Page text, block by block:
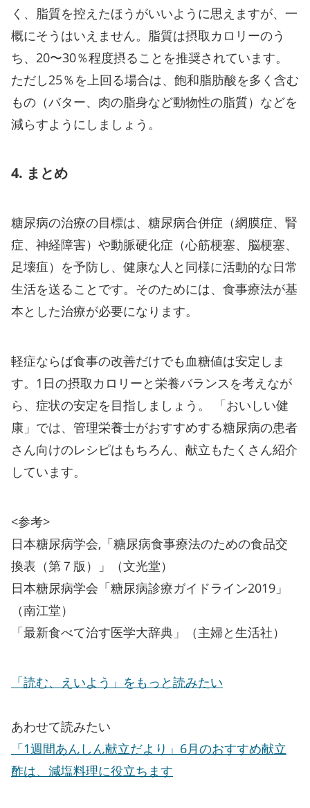
く、脂質を控えたほうがいいように思えますが、一
概にそうはいえません。脂質は摂取カロリーのう
ち、20〜30％程度摂ることを推奨されています。
ただし25％を上回る場合は、飽和脂肪酸を多く含む
もの（バター、肉の脂身など動物性の脂質）などを
減らすようにしましょう。
4. まとめ
糖尿病の治療の目標は、糖尿病合併症（網膜症、腎
症、神経障害）や動脈硬化症（心筋梗塞、脳梗塞、
足壊疽）を予防し、健康な人と同様に活動的な日常
生活を送ることです。そのためには、食事療法が基
本とした治療が必要になります。
軽症ならば食事の改善だけでも血糖値は安定しま
す。1日の摂取カロリーと栄養バランスを考えなが
ら、症状の安定を目指しましょう。 「おいしい健
康」では、管理栄養士がおすすめする糖尿病の患者
さん向けのレシピはもちろん、献立もたくさん紹介
しています。
<参考>
日本糖尿病学会,「糖尿病食事療法のための食品交
換表（第７版）」（文光堂）
日本糖尿病学会「糖尿病診療ガイドライン2019」
（南江堂）
「最新食べて治す医学大辞典」（主婦と生活社）
「読む、えいよう」をもっと読みたい
あわせて読みたい
「1週間あんしん献立だより」6月のおすすめ献立
酢は、減塩料理に役立ちます